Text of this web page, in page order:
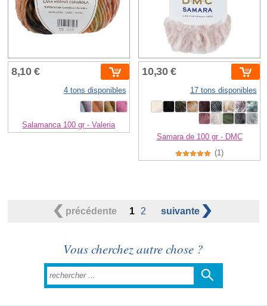
8,10 €
4 tons disponibles
Salamanca 100 gr - Valeria
10,30 €
17 tons disponibles
Samara de 100 gr - DMC
(1)
précédente 1 2 suivante
Vous cherchez autre chose ?